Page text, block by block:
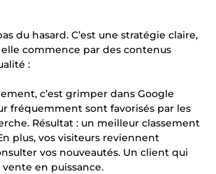
du hasard. C’est une stratégie claire,
commence par des contenus
:
c’est grimper dans Google
fréquemment sont favorisés par les
Résultat : un meilleur classement
plus, vos visiteurs reviennent
vos nouveautés. Un client qui
vente en puissance.